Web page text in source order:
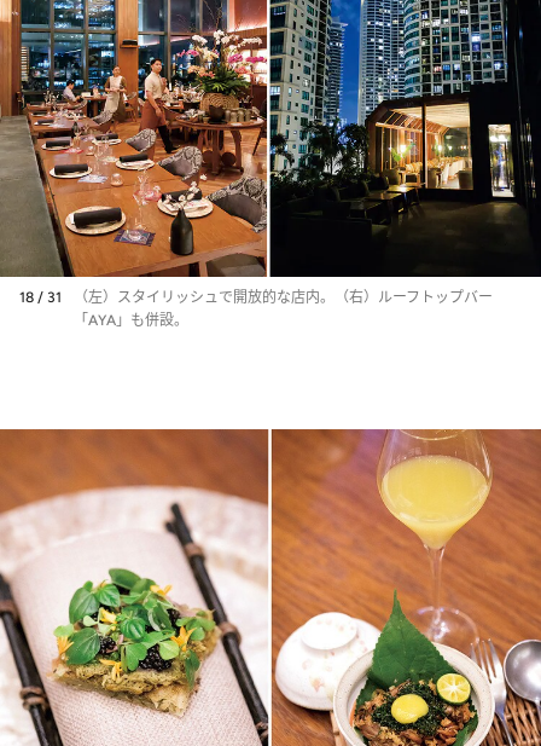
18 / 31
（左）スタイリッシュで開放的な店内。（右）ルーフトップバー
「AYA」も併設。